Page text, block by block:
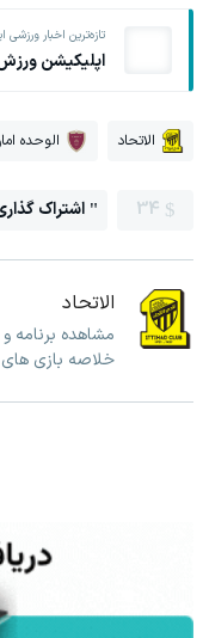
تازه‌ترین اخبار ورزشی
اپلیکیشن
الاتحاد الوحده
34 اشتراک
الاتحاد
مشاهده برنامه و
خلاصه بازی های